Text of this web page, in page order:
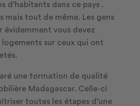
d’habitants dans ce pays .
mais tout de même. Les gens
évidemment vous devez
sur ceux qui ont
une formation de qualité
Madagascar. Celle-ci
toutes les étapes d’une